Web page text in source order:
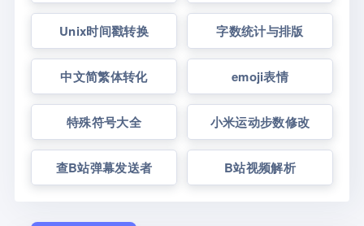
Unix时间戳转换 字数统计与排版
中文简繁体转化 emoji表情
特殊符号大全 小米运动步数修改
查B站弹幕发送者 B站视频解析